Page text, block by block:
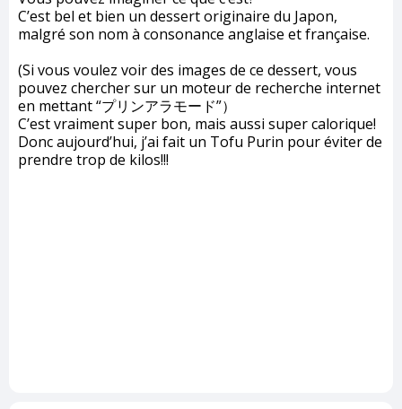
C’est bel et bien un dessert originaire du Japon,
malgré son nom à consonance anglaise et française.
(Si vous voulez voir des images de ce dessert, vous
pouvez chercher sur un moteur de recherche internet
en mettant “プリンアラモード”）
C’est vraiment super bon, mais aussi super calorique!
Donc aujourd’hui, j’ai fait un Tofu Purin pour éviter de
prendre trop de kilos!!!